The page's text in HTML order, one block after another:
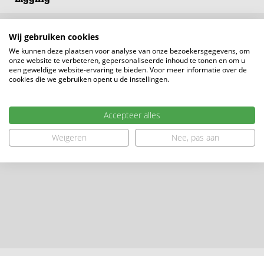
Wij gebruiken cookies
We kunnen deze plaatsen voor analyse van onze bezoekersgegevens, om
onze website te verbeteren, gepersonaliseerde inhoud te tonen en om u
een geweldige website-ervaring te bieden. Voor meer informatie over de
cookies die we gebruiken opent u de instellingen.
Accepteer alles
Weigeren
Nee, pas aan